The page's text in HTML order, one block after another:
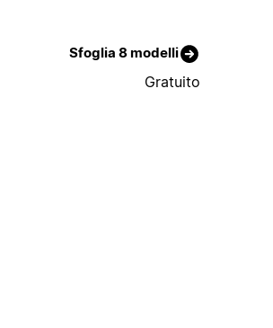
Sfoglia 8 modelli
Gratuito